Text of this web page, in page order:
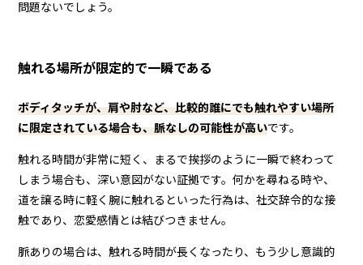
問題ないでしょう。
触れる場所が限定的で一瞬である
ボディタッチが、肩や肘など、比較的誰にでも触れやすい場所
に限定されている場合も、脈なしの可能性が高いです。
触れる時間が非常に短く、まるで挨拶のように一瞬で終わって
しまう場合も、深い意図がない証拠です。何かを尋ねる時や、
道を譲る時に軽く腕に触れるといった行為は、社交辞令的な接
触であり、恋愛感情とは結びつきません。
脈ありの場合は、触れる時間が長くなったり、もう少し意識的